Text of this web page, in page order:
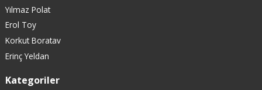
Yılmaz Polat
Erol Toy
Korkut Boratav
Erinç Yeldan
Kategoriler